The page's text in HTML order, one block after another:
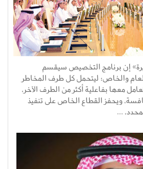
إن برنامج التخصيص سيقسم
والخاص؛ ليتحمل كل طرف المخاطر
معها بفاعلية أكثر من الطرف الآخر،
ويحفز القطاع الخاص على تنفيذ
...